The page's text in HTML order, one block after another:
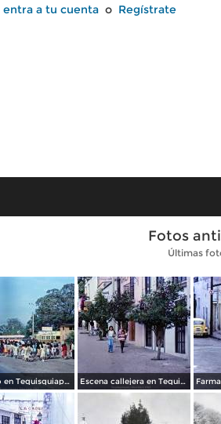
entra a tu cuenta o Regístrate
Fotos
Últimas
Hotel Rio en Tequisquiapan, Querétaro 1963. Escena callejera en Tequisquiapan, Querétaro 1963.